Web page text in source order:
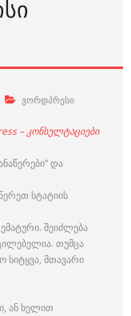
ვორდპრესი
– კონსულტაციები
და
სტატიის
შეიძლება
თუმცა
სიტყვა, მთავარი
ან ხელით